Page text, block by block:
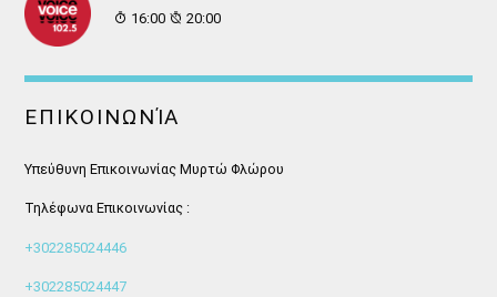
16:00
20:00
ΕΠΙΚΟΙΝΩΝΊΑ
Υπεύθυνη Επικοινωνίας Μυρτώ Φλώρου
Τηλέφωνα Επικοινωνίας :
+302285024446
+302285024447